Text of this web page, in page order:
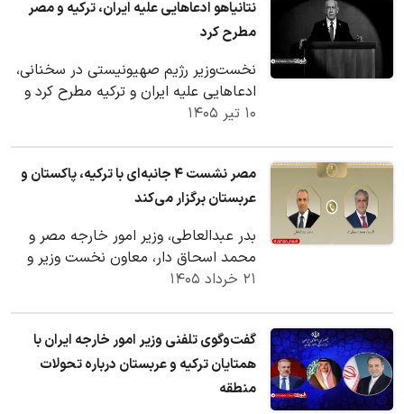
نتانیاهو ادعاهایی علیه ایران، ترکیه و مصر
مطرح کرد
نخست‌وزیر رژیم صهیونیستی در سخنانی،
ادعاهایی علیه ایران و ترکیه مطرح کرد و
همچنین گفت با مقام‌های مصری
۱۰ تیر ۱۴۰۵
مصر نشست ۴ جانبه‌ای با ترکیه، پاکستان و
عربستان برگزار می‌کند
بدر عبدالعاطی، وزیر امور خارجه مصر و
محمد اسحاق دار، معاون نخست وزیر و
وزیر امور خارجه پاکستان به صورت تلفنی
۲۱ خرداد ۱۴۰۵
گفت‌وگوی تلفنی وزیر امور خارجه ایران با
همتایان ترکیه و عربستان درباره تحولات
منطقه